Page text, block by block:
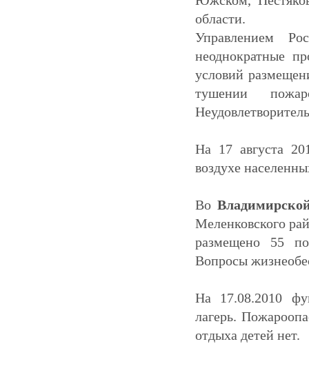
области.
Управлением
неоднократные
условий
тушении
На 17 августа
воздухе
Во
Меленковского
размещено 55
Вопросы
На 17.08.2010
лагерь.
отдыха детей нет.